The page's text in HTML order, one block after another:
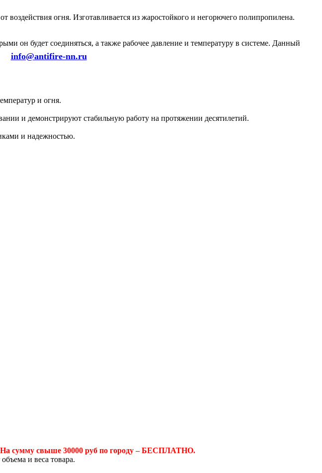
info@antifire-nn.ru
огня. Изготавливается из жаростойкого и негорючего полипропилена.
он будет соединяться, а также рабочее давление и температуру в системе. Данный
и огня.
и демонстрируют стабильную работу на протяжении десятилетий.
и надежностью.
На сумму свыше 30000 руб по городу – БЕСПЛАТНО.
и веса товара.